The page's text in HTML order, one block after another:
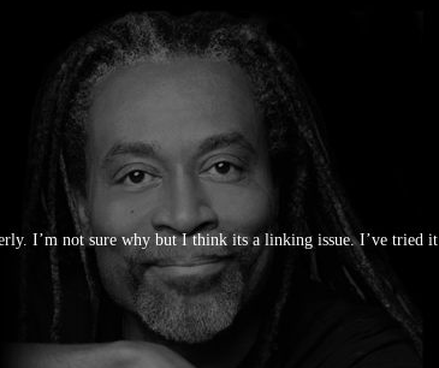
I’m not sure why but I think its a linking issue. I’ve tried it